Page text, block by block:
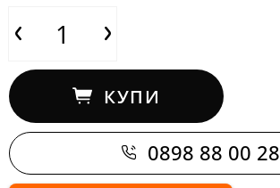
КУПИ
0898 88 00 28